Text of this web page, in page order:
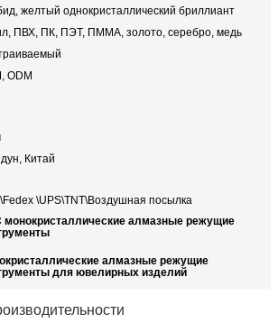
желтый однокристаллический бриллиант
ПВХ, ПК, ПЭТ, ПММА, золото, серебро, медь
ODM
Китай
\UPS\TNT\Воздушная посылка
монокристаллические алмазные режущие
алмазные режущие
для ювелирных изделий